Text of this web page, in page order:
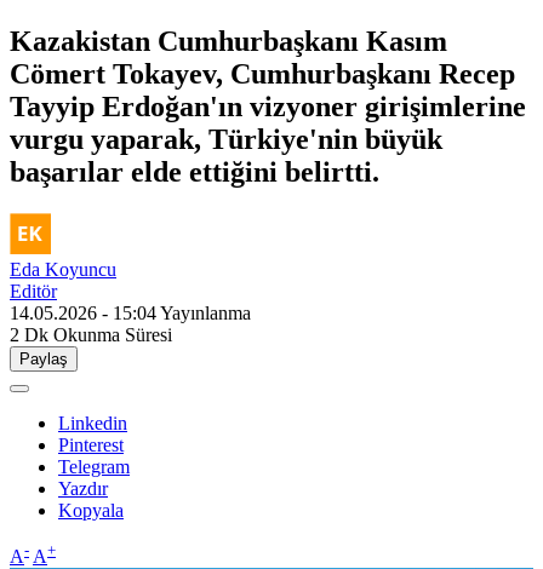
Kazakistan Cumhurbaşkanı Kasım
Cömert Tokayev, Cumhurbaşkanı Recep
Tayyip Erdoğan'ın vizyoner girişimlerine
vurgu yaparak, Türkiye'nin büyük
başarılar elde ettiğini belirtti.
Eda Koyuncu
Editör
14.05.2026 - 15:04Yayınlanma
2 Dk Okunma Süresi
Paylaş
Linkedin
Pinterest
Telegram
Yazdır
Kopyala
A- A+